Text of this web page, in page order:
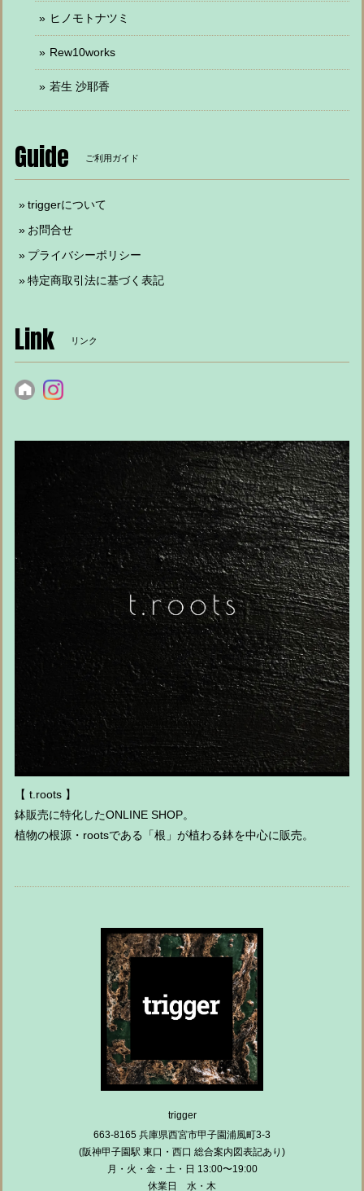
ヒノモトナツミ
Rew10works
若生 沙耶香
Guide ご利用ガイド
triggerについて
お問合せ
プライバシーポリシー
特定商取引法に基づく表記
Link リンク
【 t.roots 】
鉢販売に特化したONLINE SHOP。
植物の根源・rootsである「根」が植わる鉢を中心に販売。
trigger
663-8165 兵庫県西宮市甲子園浦風町3-3
(阪神甲子園駅 東口・西口 総合案内図表記あり)
月・火・金・土・日 13:00〜19:00
休業日 水・木